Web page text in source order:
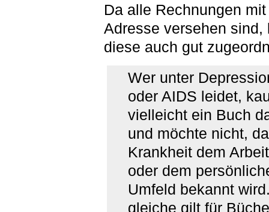
Da alle Rechnungen
Adresse versehen sind,
diese auch gut
Wer unter
oder AIDS leidet,
vielleicht ein Buch
und möchte nicht,
Krankheit dem
oder dem
Umfeld bekannt
gleiche gilt für